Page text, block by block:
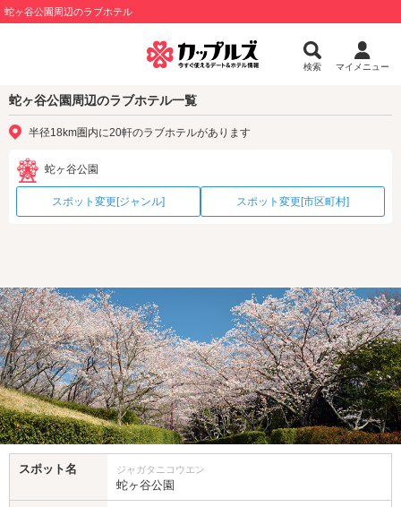
蛇ヶ谷公園周辺のラブホテル
検索 マイメニュー
蛇ヶ谷公園周辺のラブホテル一覧
半径18km圏内に20軒のラブホテルがあります
蛇ヶ谷公園
スポット変更[ジャンル] スポット変更[市区町村]
スポット名 ジャガタニコウエン
蛇ヶ谷公園